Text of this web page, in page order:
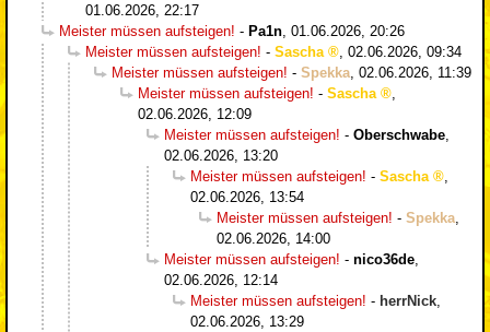
01.06.2026, 22:17
Meister müssen aufsteigen! - Pa1n, 01.06.2026, 20:26
Meister müssen aufsteigen! - Sascha , 02.06.2026, 09:34
Meister müssen aufsteigen! - Spekka, 02.06.2026, 11:39
Meister müssen aufsteigen! - Sascha
,
02.06.2026, 12:09
Meister müssen aufsteigen! - Oberschwabe,
02.06.2026, 13:20
Meister müssen aufsteigen! - Sascha
,
02.06.2026, 13:54
Meister müssen aufsteigen! - Spekka,
02.06.2026, 14:00
Meister müssen aufsteigen! - nico36de,
02.06.2026, 12:14
Meister müssen aufsteigen! - herrNick,
02.06.2026, 13:29